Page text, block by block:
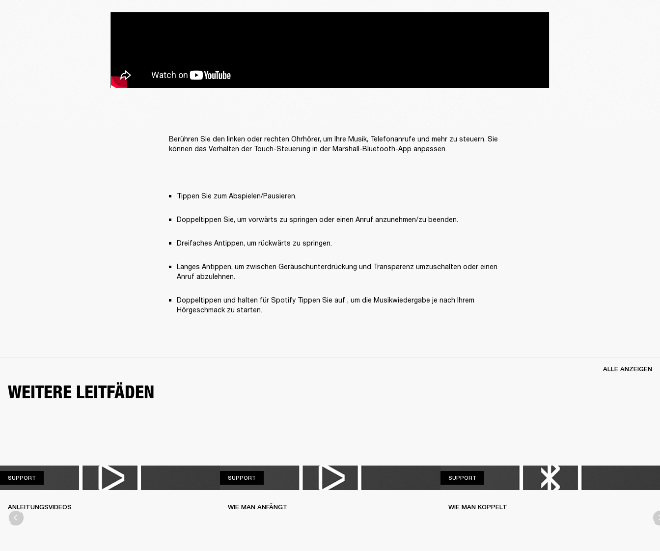
Berühren Sie den linken oder rechten Ohrhörer, um Ihre Musik, Telefonanrufe und mehr zu steuern. Sie
können das Verhalten der Touch-Steuerung in der Marshall-Bluetooth-App anpassen.
Tippen Sie zum Abspielen/Pausieren.
Doppeltippen Sie, um vorwärts zu springen oder einen Anruf anzunehmen/zu beenden.
Dreifaches Antippen, um rückwärts zu springen.
Langes Antippen, um zwischen Geräuschunterdrückung und Transparenz umzuschalten oder einen
Anruf abzulehnen.
Doppeltippen und halten für Spotify Tippen Sie auf , um die Musikwiedergabe je nach Ihrem
Hörgeschmack zu starten.
WEITERE LEITFÄDEN
ALLE ANZEIGEN
SUPPORT
ANLEITUNGSVIDEOS
SUPPORT
WIE MAN ANFÄNGT
SUPPORTSUPPORT
WIE MAN KOPPELT